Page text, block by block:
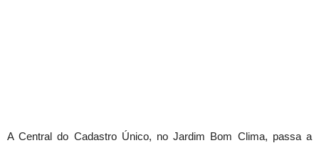
A Central do Cadastro Único, no Jardim Bom Clima, passa a